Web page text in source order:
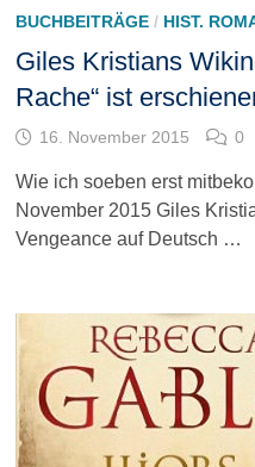
BUCHBEITRÄGE/ HIST.
Giles Kristians
Rache“ ist
16. November 2015 0
Wie ich soeben erst
November 2015 Giles
Vengeance auf Deutsch …